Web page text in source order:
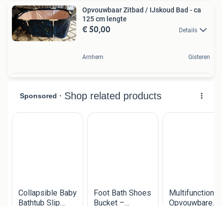
Opvouwbaar Zitbad / IJskoud Bad - ca
125 cm lengte
€ 50,00 Details
Arnhem Gisteren